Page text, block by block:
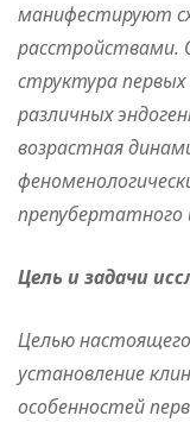
манифестируют
расстройствами.
структура первых
различных
возрастная
препубертатного
Цель и задачи
Целью настоящего
установление
особенностей